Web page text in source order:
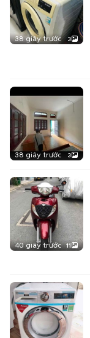
38 giây trước 3
38 giây trước 3
40 giây trước 11